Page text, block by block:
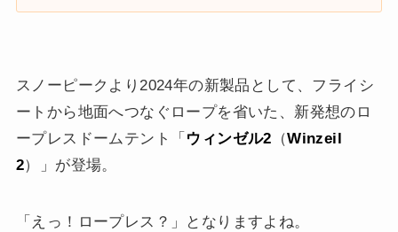
スノーピークより2024年の新製品として、フライシ
ートから地面へつなぐロープを省いた、新発想のロ
ープレスドームテント「 ウィンゼル2 （Winzeil
2）」が登場。
「えっ！ロープレス？」となりますよね。